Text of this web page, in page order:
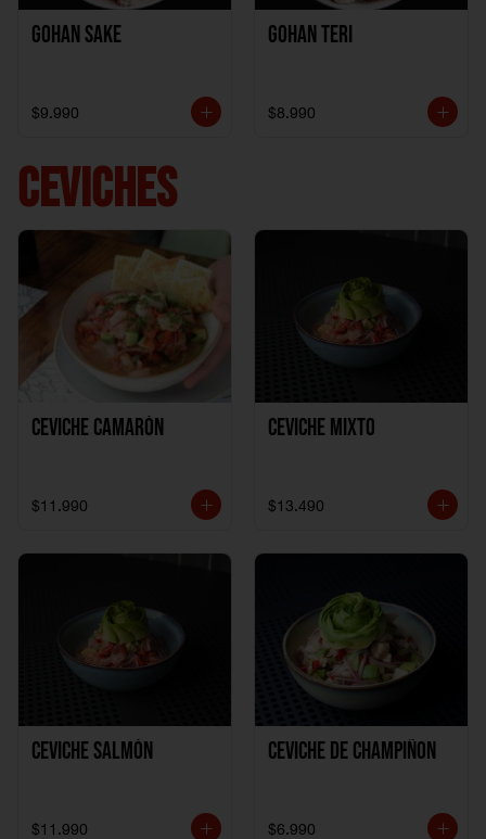
Gohan Sake
$9.990
Gohan Teri
$8.990
CEVICHES
Ceviche Camarón
$11.990
Ceviche Mixto
$13.490
Ceviche Salmón
$11.990
Ceviche de Champiñon
$6.990